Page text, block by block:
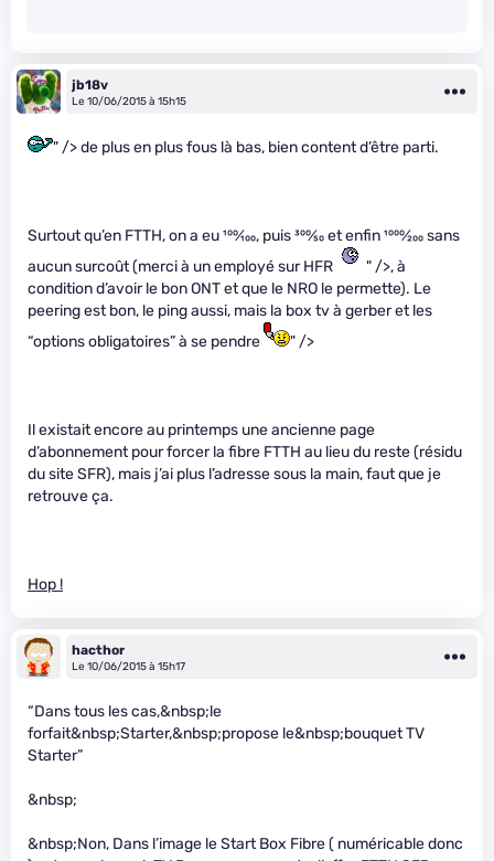
jb18v
Le 10/06/2015 à 15h15
" /> de plus en plus fous là bas, bien content d’être parti.
Surtout qu’en FTTH, on a eu100⁄100, puis300⁄50et enfin1000⁄200sans
aucun surcoût (merci à un employé sur HFR
" />, à
condition d’avoir le bon ONT et que le NRO le permette). Le
peering est bon, le ping aussi, mais la box tv à gerber et les
“options obligatoires” à se pendre
" />
Il existait encore au printemps une ancienne page
d’abonnement pour forcer la fibre FTTH au lieu du reste (résidu
du site SFR), mais j’ai plus l’adresse sous la main, faut que je
retrouve ça.
Hop !
hacthor
Le 10/06/2015 à 15h17
“Dans tous les cas,&nbsp;le
forfait&nbsp;Starter,&nbsp;propose le&nbsp;bouquet TV
Starter”
&nbsp;
&nbsp;Non, Dans l’image le Start Box Fibre ( numéricable donc